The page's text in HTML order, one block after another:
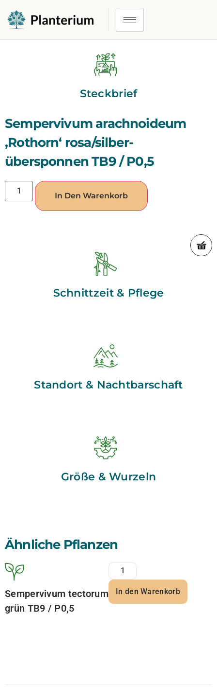
Steckbrief
Sempervivum arachnoideum
‚Rothorn‘ rosa/silber-
übersponnen TB9 / P0,5
In Den Warenkorb
Schnittzeit & Pflege
Standort & Nachtbarschaft
Größe & Wurzeln
Ähnliche Pflanzen
Sempervivum tectorum
grün TB9 / P0,5
In den Warenkorb